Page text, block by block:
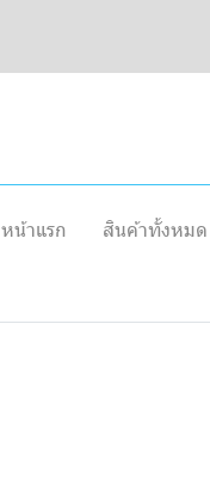
หน้าแรก สินค้าทั้งหมด